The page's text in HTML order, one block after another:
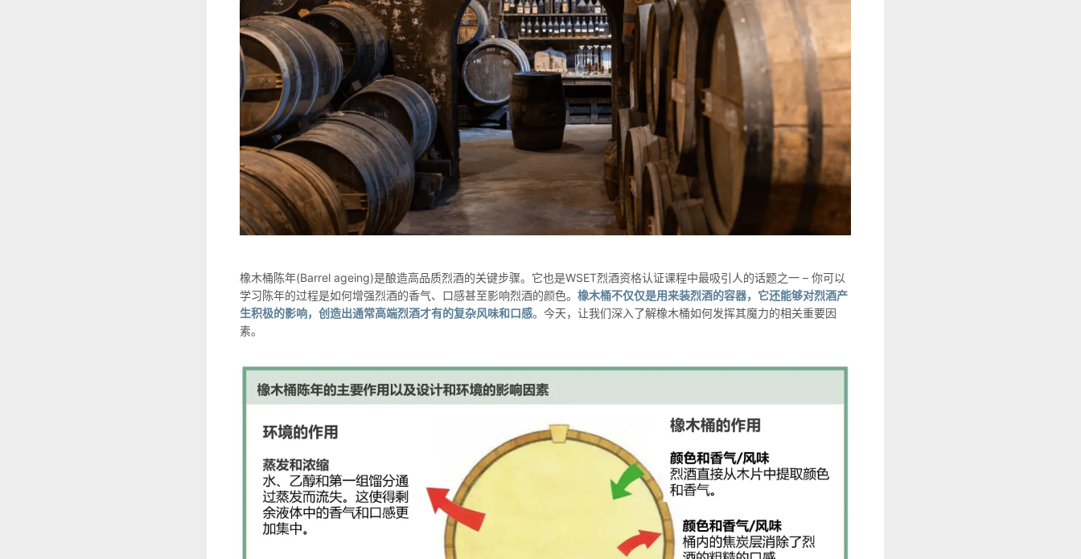
橡木桶陈年(Barrel ageing)是酿造高品质烈酒的关键步骤。它也是WSET烈酒资格认证课程中最吸引人的话题之一 – 你可以
学习陈年的过程是如何增强烈酒的香气、口感甚至影响烈酒的颜色。 橡木桶不仅仅是用来装烈酒的容器，它还能够对烈酒产
生积极的影响，创造出通常高端烈酒才有的复杂风味和口感。今天，让我们深入了解橡木桶如何发挥其魔力的相关重要因
素。